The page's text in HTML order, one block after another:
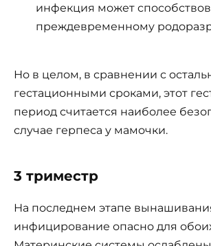
инфекция может
преждевременному
Но в целом, в сравнении с
гестационными сроками, этот
период считается наиболее
случае герпеса у мамочки.
3 триместр
На последнем этапе
инфицирование опасно для